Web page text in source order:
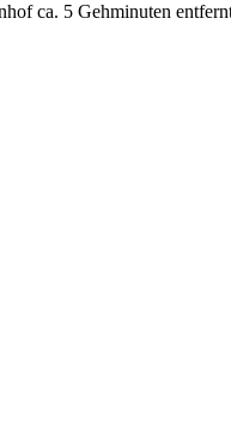
ca. 5 Gehminuten